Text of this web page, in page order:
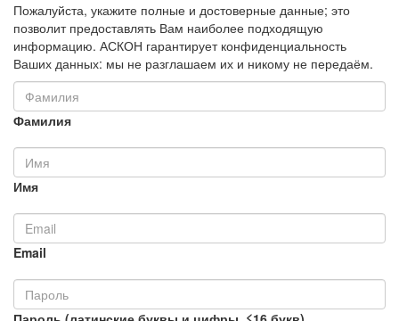
Пожалуйста, укажите полные и достоверные данные; это
позволит предоставлять Вам наиболее подходящую
информацию. АСКОН гарантирует конфиденциальность
Ваших данных: мы не разглашаем их и никому не передаём.
Фамилия
Имя
Email